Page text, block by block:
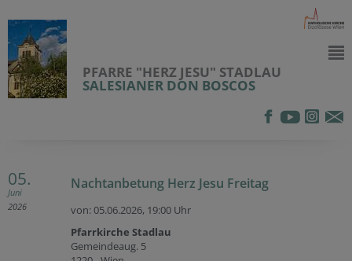
PFARRE "HERZ JESU" STADLAU
SALESIANER DON BOSCOS
05.
Juni
2026
Nachtanbetung Herz Jesu Freitag
von: 05.06.2026, 19:00 Uhr
Pfarrkirche Stadlau
Gemeindeaug. 5